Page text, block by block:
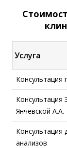
Услуга
Консультация
Консультация
Янчевской А.А.
Консультация
анализов